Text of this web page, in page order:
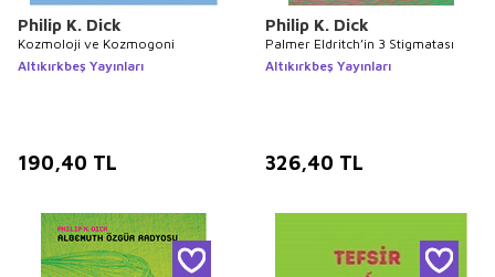
Philip K. Dick
Kozmoloji ve Kozmogoni
Altıkırkbeş Yayınları
190,40 TL
Philip K. Dick
Palmer Eldritch’in 3 Stigmatası
Altıkırkbeş Yayınları
326,40 TL